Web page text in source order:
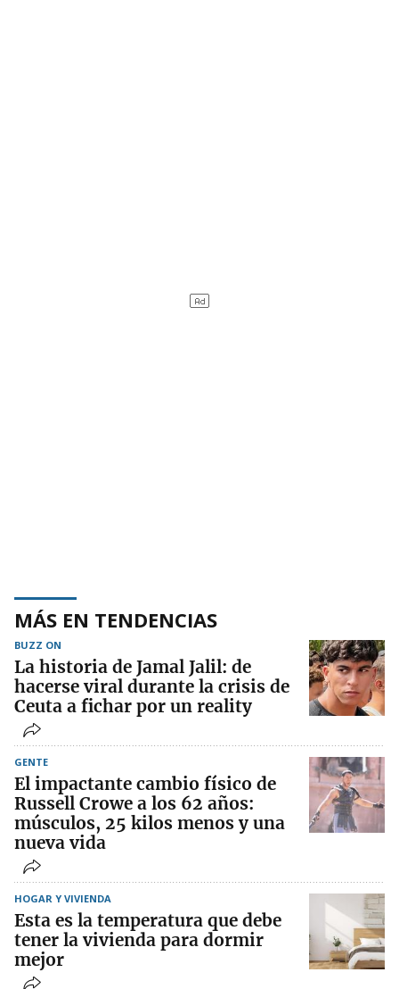
MÁS EN TENDENCIAS
BUZZ ON
La historia de Jamal Jalil: de
hacerse viral durante la crisis de
Ceuta a fichar por un reality
GENTE
El impactante cambio físico de
Russell Crowe a los 62 años:
músculos, 25 kilos menos y una
nueva vida
HOGAR Y VIVIENDA
Esta es la temperatura que debe
tener la vivienda para dormir
mejor